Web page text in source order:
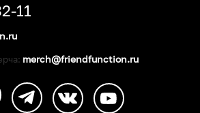
11
merch@friendfunction.ru